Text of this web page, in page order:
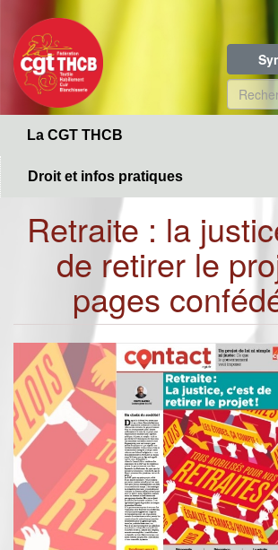
contenu
principal
de
La CGT THCB
Droit et infos pratiques
Retraite : la
de retirer le
pages